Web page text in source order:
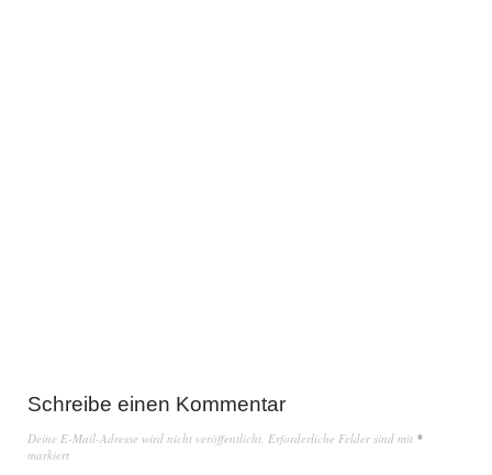
Schreibe einen Kommentar
Deine E-Mail-Adresse wird nicht veröffentlicht. Erforderliche Felder sind mit *
markiert